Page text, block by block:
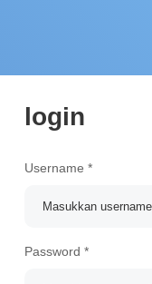
login
Username *
Password *